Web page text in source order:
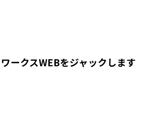
ワークスWEBをジャックします